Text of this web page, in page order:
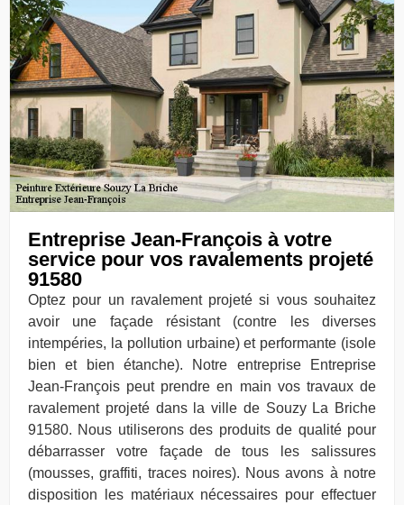
Entreprise Jean-François à votre
service pour vos ravalements projeté
91580
Optez pour un ravalement projeté si vous souhaitez
avoir une façade résistant (contre les diverses
intempéries, la pollution urbaine) et performante (isole
bien et bien étanche). Notre entreprise Entreprise
Jean-François peut prendre en main vos travaux de
ravalement projeté dans la ville de Souzy La Briche
91580. Nous utiliserons des produits de qualité pour
débarrasser votre façade de tous les salissures
(mousses, graffiti, traces noires). Nous avons à notre
disposition les matériaux nécessaires pour effectuer